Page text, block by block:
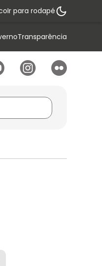
Ir para rodapé
Transparência